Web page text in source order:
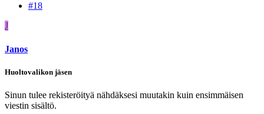
#18
J
Janos
Huoltovalikon jäsen
Sinun tulee rekisteröityä nähdäksesi muutakin kuin ensimmäisen
viestin sisältö.